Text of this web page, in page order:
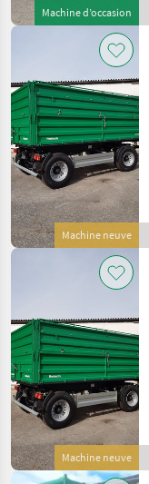
Machine d’occasion
Machine neuve
Machine neuve